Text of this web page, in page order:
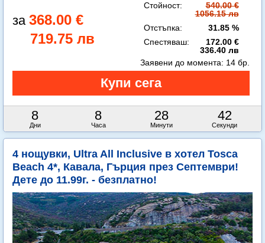
368.00 €
719.75 лв
Стойност:
540.00 €
1056.15 лв
Отстъпка:
31.85 %
Спестяваш:
172.00 €
336.40 лв
8
Дни
8
Часа
28
Минути
41
Секунди
Заявени до момента: 14 бр.
4 нощувки, Ultra All Inclusive в хотел Tosca
Beach 4*, Кавала, Гърция през Септември!
Дете до 11.99г. - безплатно!